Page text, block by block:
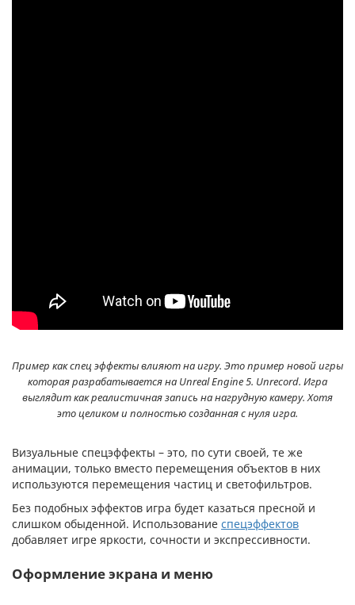
Пример как спец эффекты влияют на игру. Это пример новой игры
которая разрабатывается на Unreal Engine 5. Unrecord. Игра
выглядит как реалистичная запись на нагрудную камеру. Хотя
это целиком и полностью созданная с нуля игра.
Визуальные спецэффекты – это, по сути своей, те же
анимации, только вместо перемещения объектов в них
используются перемещения частиц и светофильтров.
Без подобных эффектов игра будет казаться пресной и
слишком обыденной. Использование спецэффектов
добавляет игре яркости, сочности и экспрессивности.
Оформление экрана и меню